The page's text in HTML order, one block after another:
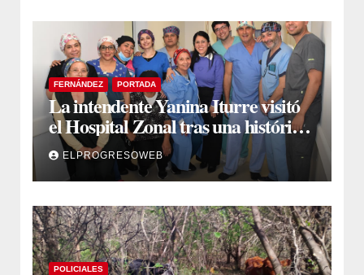
FERNÁNDEZ PORTADA
La intendente Yanina Iturre visitó
el Hospital Zonal tras una histórica
jornada de intervenciones
laparoscópicas
ELPROGRESOWEB
POLICIALES